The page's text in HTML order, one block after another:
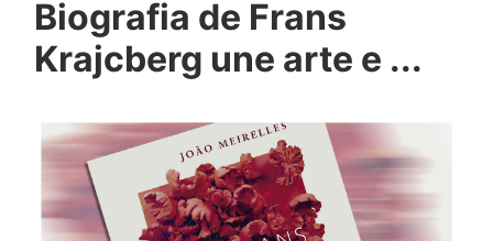
Biografia de Frans
Krajcberg une arte e ...